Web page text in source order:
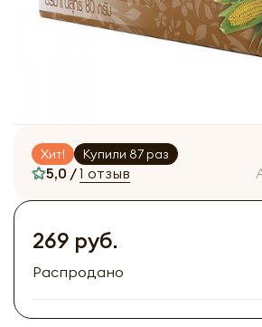
Хит! Купили 87 раз
5,0 /1 отзыв
269 руб.
Распродано